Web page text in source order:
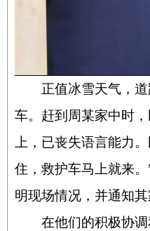
正值冰雪天气，
车。赶到周某家中时
上，已丧失语言能力
住，救护车马上就来
明现场情况，并通知其
在他们的积极协